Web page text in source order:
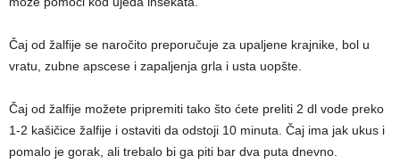
Čaj od žalfije se naročito preporučuje za upaljene krajnike, bol u
vratu, zubne apscese i zapaljenja grla i usta uopšte.
Čaj od žalfije možete pripremiti tako što ćete preliti 2 dl vode preko
1-2 kašičice žalfije i ostaviti da odstoji 10 minuta. Čaj ima jak ukus i
pomalo je gorak, ali trebalo bi ga piti bar dva puta dnevno.